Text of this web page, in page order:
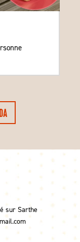
sur Sarthe